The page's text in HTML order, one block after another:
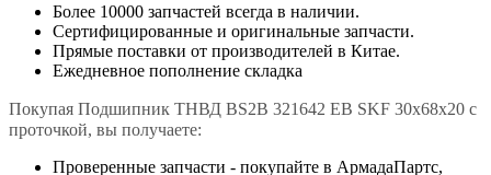
Более 10000 запчастей всегда в наличии.
Сертифицированные и оригинальные запчасти.
Прямые поставки от производителей в Китае.
Ежедневное пополнение складка
Покупая Подшипник ТНВД BS2B 321642 EB SKF 30х68х20 с
проточкой, вы получаете:
Проверенные запчасти - покупайте в АрмадаПартс,